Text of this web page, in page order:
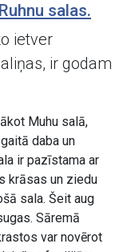
salas.
ietver
ir godam
Muhu salā,
daba un
ir pazīstama ar
krāsas un ziedu
sala. Šeit aug
Sāremā
var novērot